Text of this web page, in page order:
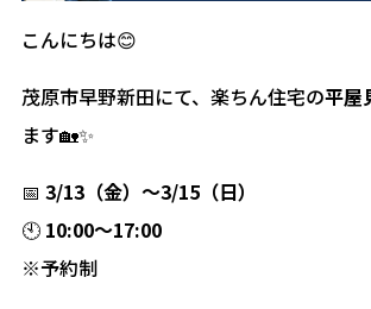
こんにちは😊
茂原市早野新田にて、楽ちん住宅の平屋
ます🏡✨
📅 3/13（金）～3/15（日）
🕙 10:00～17:00
※予約制